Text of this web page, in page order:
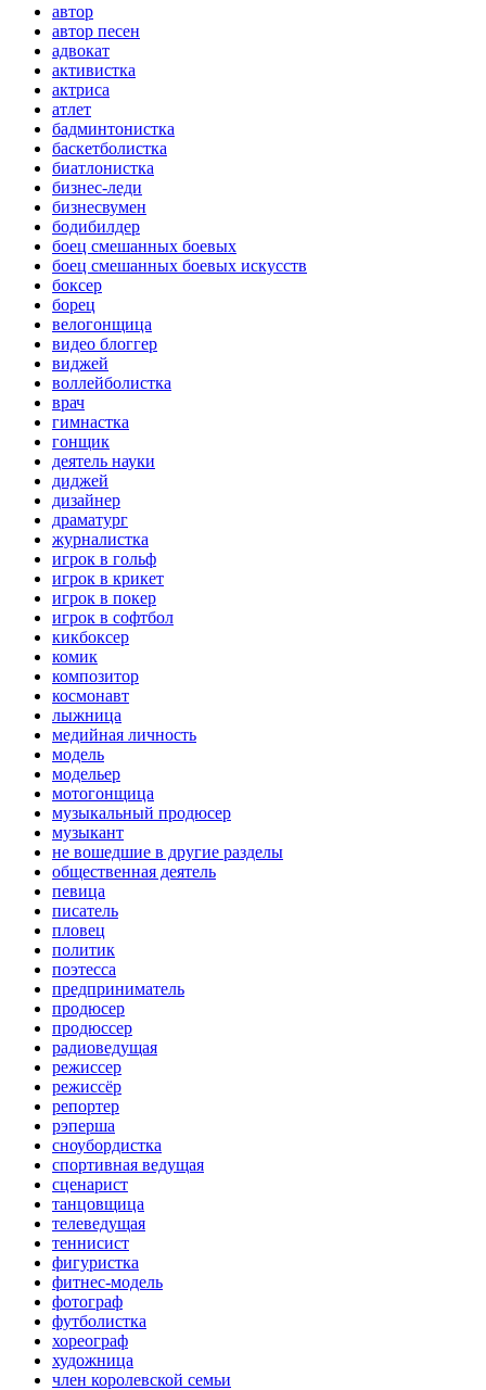
автор
автор песен
адвокат
активистка
актриса
атлет
бадминтонистка
баскетболистка
биатлонистка
бизнес-леди
бизнесвумен
бодибилдер
боец смешанных боевых
боец смешанных боевых искусств
боксер
борец
велогонщица
видео блоггер
виджей
воллейболистка
врач
гимнастка
гонщик
деятель науки
диджей
дизайнер
драматург
журналистка
игрок в гольф
игрок в крикет
игрок в покер
игрок в софтбол
кикбоксер
комик
композитор
космонавт
лыжница
медийная личность
модель
модельер
мотогонщица
музыкальный продюсер
музыкант
не вошедшие в другие разделы
общественная деятель
певица
писатель
пловец
политик
поэтесса
предприниматель
продюсер
продюссер
радиоведущая
режиссер
режиссёр
репортер
рэперша
сноубордистка
спортивная ведущая
сценарист
танцовщица
телеведущая
теннисист
фигуристка
фитнес-модель
фотограф
футболистка
хореограф
художница
член королевской семьи